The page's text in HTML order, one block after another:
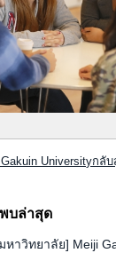
Gakuin Universityกลั
บล่าสุด
หาวิทยาลัย] Meiji